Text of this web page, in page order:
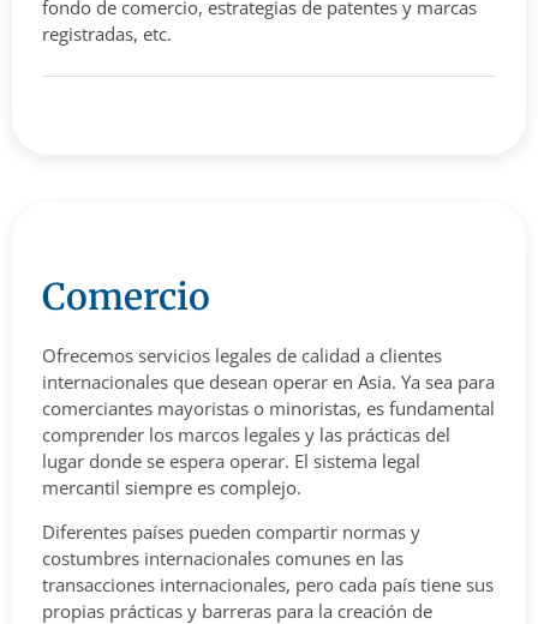
fondo de comercio, estrategias de patentes y marcas
registradas, etc.
Comercio
Ofrecemos servicios legales de calidad a clientes
internacionales que desean operar en Asia. Ya sea para
comerciantes mayoristas o minoristas, es fundamental
comprender los marcos legales y las prácticas del
lugar donde se espera operar. El sistema legal
mercantil siempre es complejo.
Diferentes países pueden compartir normas y
costumbres internacionales comunes en las
transacciones internacionales, pero cada país tiene sus
propias prácticas y barreras para la creación de